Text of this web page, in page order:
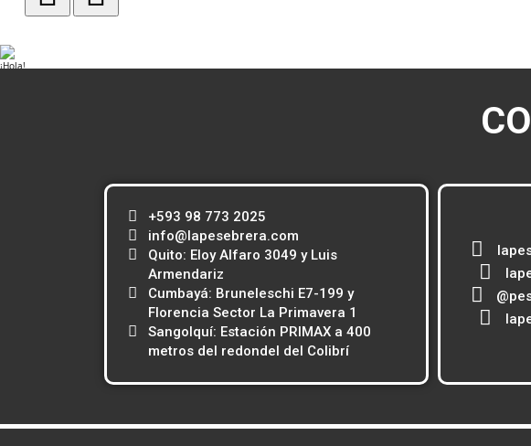
¡Hola!
+593 98 773 2025
info@lapesebrera.com
Quito: Eloy Alfaro 3049 y Luis
Armendariz
Cumbayá: Bruneleschi E7-199 y
Florencia Sector La Primavera 1
Sangolquí: Estación PRIMAX a 400
metros del redondel del Colibrí